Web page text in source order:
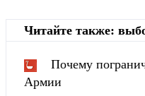
Читайте также:
Почему
Армии